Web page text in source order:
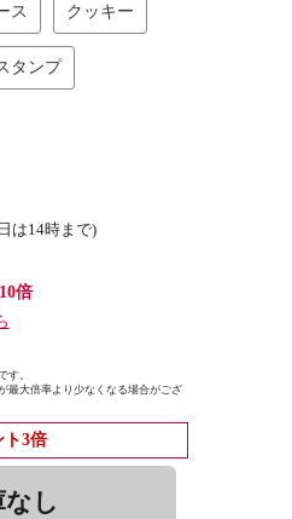
ス クッキー
タンプ
は14時まで)
倍
す。
最大倍率より少なくなる場合がござ
ト3倍
し